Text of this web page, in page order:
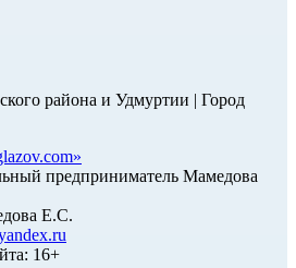
района и Удмуртии | Город
»
предприниматель Мамедова
Е.С.
16+